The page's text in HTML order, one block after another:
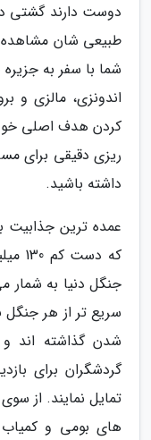
دوست دارند گشتی
طبیعی شان مشاهده
شما با سفر به
اندونزی، مالزی و
کردن هدف اصلی خود
ریزی دقیقی برای
داشته باشید.
عمده ترین جذابیت
که
جنگل دنیا به شمار
سریع تر از هر جنگل
شدن گذاشته اند
گردشگران برای
تمایل نمایند. از
های بومی و کمیاب